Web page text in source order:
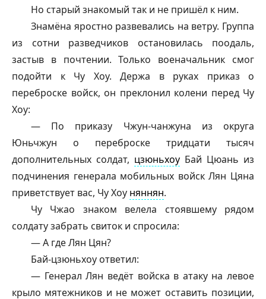
Но старый знакомый так и не пришёл к ним.
Знамёна яростно развевались на ветру. Группа
из сотни разведчиков остановилась поодаль,
застыв в почтении. Только военачальник смог
подойти к Чу Хоу. Держа в руках приказ о
переброске войск, он преклонил колени перед Чу
Хоу:
— По приказу Чжун-чанжуна из округа
Юньчжун о переброске тридцати тысяч
дополнительных солдат, цзюньхоу Бай Цюань из
подчинения генерала мобильных войск Лян Цяна
приветствует вас, Чу Хоу няннян.
Чу Чжао знаком велела стоявшему рядом
солдату забрать свиток и спросила:
— А где Лян Цян?
Бай-цзюньхоу ответил:
— Генерал Лян ведёт войска в атаку на левое
крыло мятежников и не может оставить позиции,